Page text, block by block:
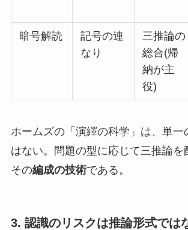
暗号解読
記号の連
なり
三推論の
総合(帰
納が主
役)
ホームズの「演繹の科学」は、単一
はない。問題の型に応じて三推論を
その編成の技術である。
3. 認識のリスクは推論形式では